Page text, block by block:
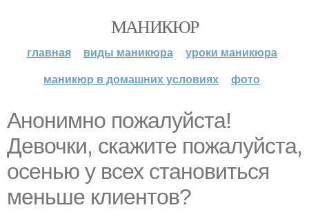
МАНИКЮР
главная виды маникюра
уроки маникюра
маникюр в домашних условиях
фото
Анонимно пожалуйста!
Девочки, скажите пожалуйста,
осенью у всех становиться
меньше клиентов?